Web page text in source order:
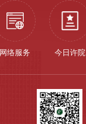
网络服务 今日许院